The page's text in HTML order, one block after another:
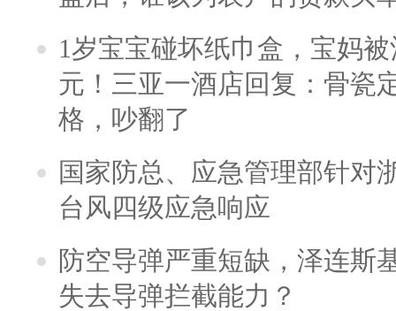
1岁宝宝碰坏纸巾盒，宝妈
元！三亚一酒店回复：骨瓷
格，吵翻了
国家防总、应急管理部针对
台风四级应急响应
防空导弹严重短缺，泽连斯
失去导弹拦截能力？